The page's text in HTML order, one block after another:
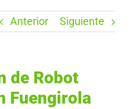
Anterior Siguiente
de Robot
Fuengirola